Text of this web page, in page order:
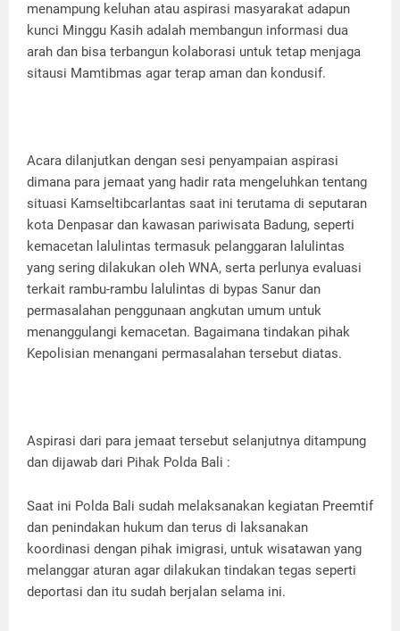
menampung keluhan atau aspirasi masyarakat adapun
kunci Minggu Kasih adalah membangun informasi dua
arah dan bisa terbangun kolaborasi untuk tetap menjaga
sitausi Mamtibmas agar terap aman dan kondusif.
Acara dilanjutkan dengan sesi penyampaian aspirasi
dimana para jemaat yang hadir rata mengeluhkan tentang
situasi Kamseltibcarlantas saat ini terutama di seputaran
kota Denpasar dan kawasan pariwisata Badung, seperti
kemacetan lalulintas termasuk pelanggaran lalulintas
yang sering dilakukan oleh WNA, serta perlunya evaluasi
terkait rambu-rambu lalulintas di bypas Sanur dan
permasalahan penggunaan angkutan umum untuk
menanggulangi kemacetan. Bagaimana tindakan pihak
Kepolisian menangani permasalahan tersebut diatas.
Aspirasi dari para jemaat tersebut selanjutnya ditampung
dan dijawab dari Pihak Polda Bali :
Saat ini Polda Bali sudah melaksanakan kegiatan Preemtif
dan penindakan hukum dan terus di laksanakan
koordinasi dengan pihak imigrasi, untuk wisatawan yang
melanggar aturan agar dilakukan tindakan tegas seperti
deportasi dan itu sudah berjalan selama ini.